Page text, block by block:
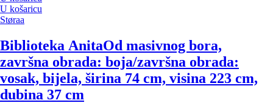
U košaricu
Støraa
Biblioteka AnitaOd masivnog bora,
završna obrada: boja/završna obrada:
vosak, bijela, širina 74 cm, visina 223 cm,
dubina 37 cm